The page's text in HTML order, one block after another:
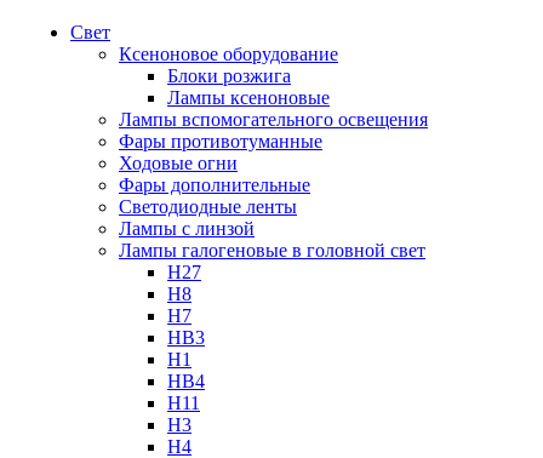
Свет
Ксеноновое оборудование
Блоки розжига
Лампы ксеноновые
Лампы вспомогательного освещения
Фары противотуманные
Ходовые огни
Фары дополнительные
Светодиодные ленты
Лампы с линзой
Лампы галогеновые в головной свет
H27
H8
H7
HB3
H1
HB4
H11
H3
H4